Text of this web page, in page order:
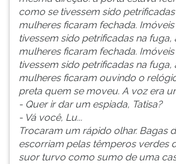
como se tivessem sido
mulheres ficaram fechada.
tivessem sido petrificadas na fuga,
mulheres ficaram fechada.
tivessem sido petrificadas na fuga,
mulheres ficaram ouvindo o
preta quem se moveu. A voz era
- Quer ir dar um espiada, Tatisa?
- Vá você, Lu...
Trocaram um rápido olhar. Bagas
escorriam pelas têmperos verdes
suor turvo como sumo de uma